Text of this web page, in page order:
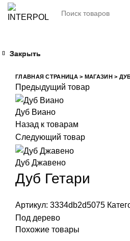
ГЛАВНАЯ СТРАНИЦА> МАГАЗИН>
Предыдущий товар
Дуб Виано
Назад к товарам
Следующий товар
Дуб Джавено
Дуб Гетари
Артикул: 3334db2d5075
Под дерево
Похожие товары
Закрыть
Закрыть
Закрыть
Закрыть